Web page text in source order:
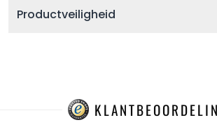
Productveiligheid